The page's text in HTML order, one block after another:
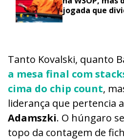
jogada que
Tanto Kovalski, quanto
a mesa final com
cima do chip count,
liderança que pertencia a
Adamszki. O húngaro
topo da contagem de